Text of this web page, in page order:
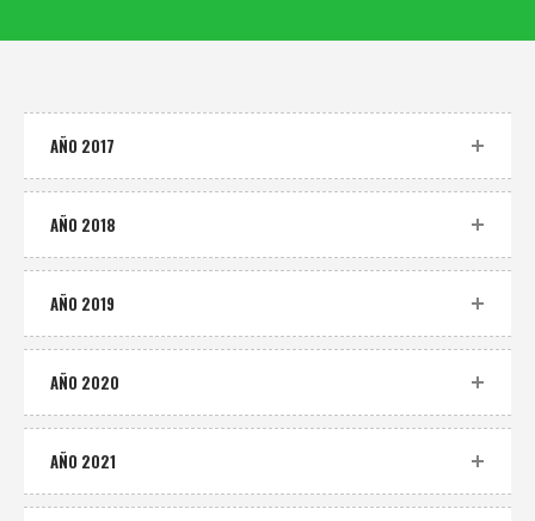
AÑO 2017
AÑO 2018
AÑO 2019
AÑO 2020
AÑO 2021